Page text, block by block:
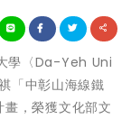
學〈Da-Yeh Uni
「中彰山海線鐵
，榮獲文化部文